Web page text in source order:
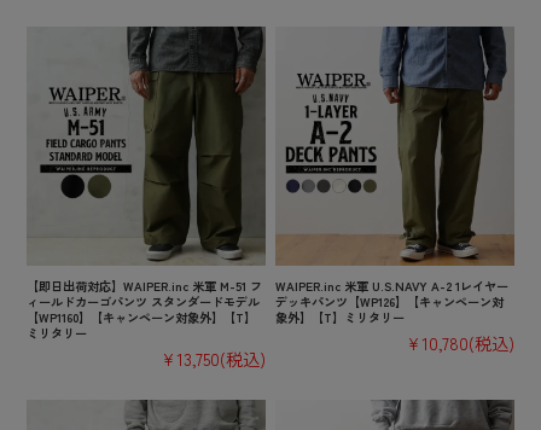
【即日出荷対応】WAIPER.inc 米軍 M-51 フ
ィールドカーゴパンツ スタンダードモデル
【WP1160】【キャンペーン対象外】【T】
ミリタリー
¥13,750(税込)
WAIPER.inc 米軍 U.S.NAVY A-2 1レイヤー
デッキパンツ【WP126】【キャンペーン対
象外】【T】ミリタリー
¥10,780(税込)